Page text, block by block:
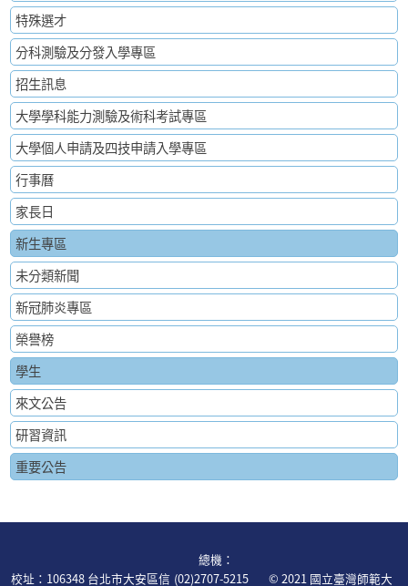
特殊選才
分科測驗及分發入學專區
招生訊息
大學學科能力測驗及術科考試專區
大學個人申請及四技申請入學專區
行事曆
家長日
新生專區
未分類新聞
新冠肺炎專區
榮譽榜
學生
來文公告
研習資訊
重要公告
校址：106348 台北市大安區信
總機：
(02)2707-5215
© 2021 國立臺灣師範大